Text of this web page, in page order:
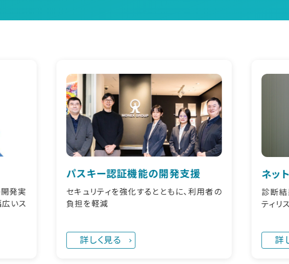
に、利用者の
ネットワーク脆弱性診断
診断結果への適切な対応により、セキュリ
ティリスクの低減が実現！
詳しく見る